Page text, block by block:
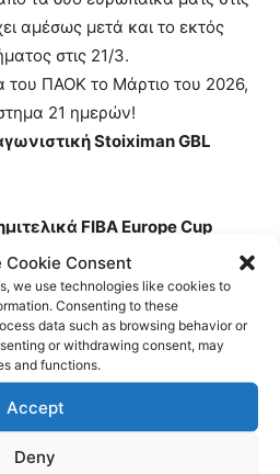
Cookie Consent
we use technologies like cookies to
Consenting to these
data such as browsing behavior or
or withdrawing consent, may
and functions.
Accept
Deny
αμέσως μετά και το εκτός
στις 21/3.
του ΠΑΟΚ το Μάρτιο του 2026,
21 ημερών!
Stoiximan GBL
FIBA Europe Cup
Stoiximan GBL
FIBA Europe Cup